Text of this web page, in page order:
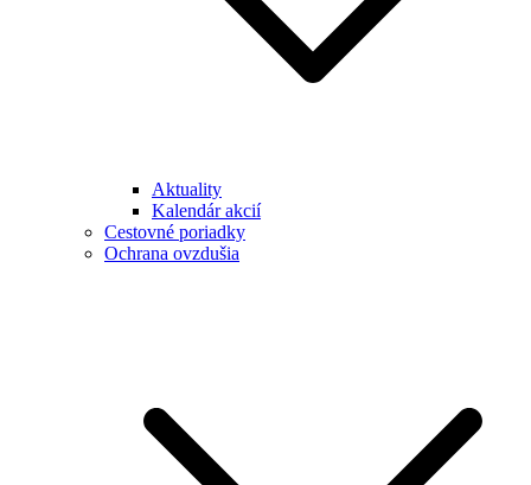
Aktuality
Kalendár akcií
Cestovné poriadky
Ochrana ovzdušia